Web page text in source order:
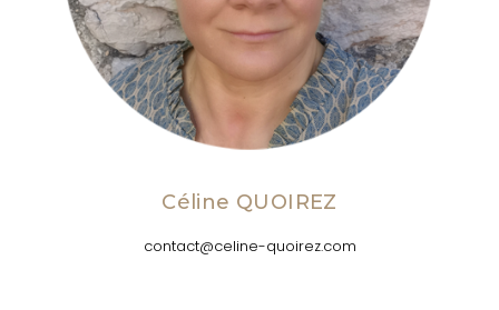
Céline QUOIREZ
contact@celine-quoirez.com